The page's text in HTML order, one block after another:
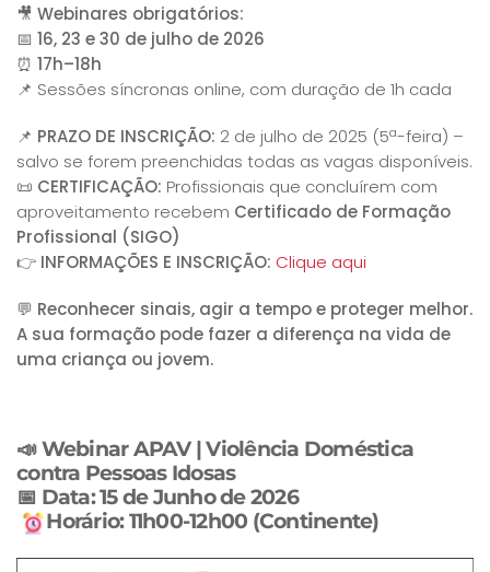
🎥 Webinares obrigatórios:
📅 16, 23 e 30 de julho de 2026
⏰ 17h–18h
📌 Sessões síncronas online, com duração de 1h cada
📌 PRAZO DE INSCRIÇÃO: 2 de julho de 2025 (5ª-feira) –
salvo se forem preenchidas todas as vagas disponíveis.
📜 CERTIFICAÇÃO: Profissionais que concluírem com
aproveitamento recebem Certificado de Formação
Profissional (SIGO)
👉 INFORMAÇÕES E INSCRIÇÃO: Clique aqui
💬 Reconhecer sinais, agir a tempo e proteger melhor.
A sua formação pode fazer a diferença na vida de
uma criança ou jovem.
📣Webinar APAV | Violência Doméstica
contra Pessoas Idosas
📅 Data: 15 de Junho de 2026
Horário: 11h00-12h00 (Continente)